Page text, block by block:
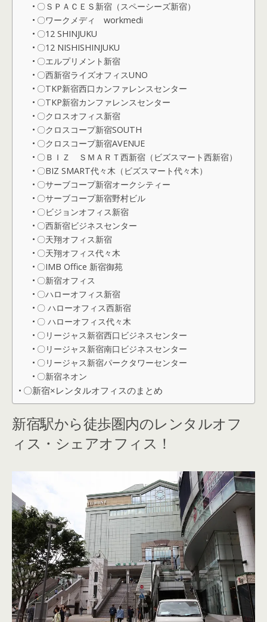
〇ＳＰＡＣＥＳ新宿（スペーシーズ新宿）
〇ワークメディ workmedi
〇12 SHINJUKU
〇12 NISHISHINJUKU
〇エルプリメント新宿
〇西新宿ライズオフィスUNO
〇TKP新宿西口カンファレンスセンター
〇TKP新宿カンファレンスセンター
〇クロスオフィス新宿
〇クロスコープ新宿SOUTH
〇クロスコープ新宿AVENUE
〇ＢＩＺ ＳＭＡＲＴ西新宿（ビズスマート西新宿）
〇BIZ SMART代々木（ビズスマート代々木）
〇サーブコープ新宿オークシティー
〇サーブコープ新宿野村ビル
〇ビジョンオフィス新宿
〇西新宿ビジネスセンター
〇天翔オフィス新宿
〇天翔オフィス代々木
〇IMB Office 新宿御苑
〇新宿オフィス
〇ハローオフィス新宿
〇 ハローオフィス西新宿
〇 ハローオフィス代々木
〇リージャス新宿西口ビジネスセンター
〇リージャス新宿南口ビジネスセンター
〇リージャス新宿パークタワーセンター
〇新宿ネオン
〇新宿×レンタルオフィスのまとめ
新宿駅から徒歩圏内のレンタルオフ
ィス・シェアオフィス！